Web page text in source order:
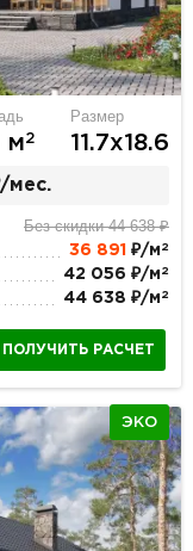
м2
Размер
11.7х18.6
мес.
Без скидки 44 638 ₽
36 891 ₽/м 2
42 056 ₽/м 2
44 638 ₽/м 2
ПОЛУЧИТЬ РАСЧЕТ
ЭКО